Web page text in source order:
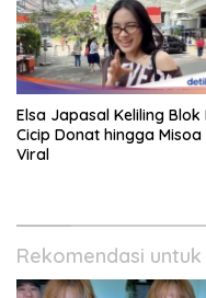
Elsa Japasal Keliling Blok
Cicip Donat hingga Misoa
Viral
Rekomendasi